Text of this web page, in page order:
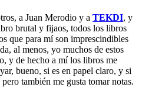
a Juan Merodio y a TEKDI, y
brutal y fijaos, todos los libros
que para mí son imprescindibles
al menos, yo muchos de estos
y de hecho a mí los libros me
bueno, si es en papel claro, y si
también me gusta tomar notas.